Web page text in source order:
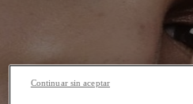
Continuar sin aceptar